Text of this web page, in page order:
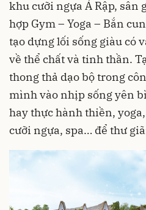
khu cưỡi ngựa Ả Rập, sân
hợp Gym – Yoga – Bắn
tạo dựng lối sống giàu có
về thể chất và tinh thần.
thong thả dạo bộ trong
mình vào nhịp sống yên
hay thực hành thiền,
cưỡi ngựa, spa… để thư